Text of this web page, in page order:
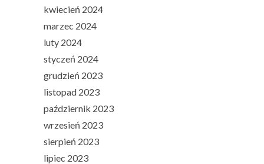
kwiecień 2024
marzec 2024
luty 2024
styczeń 2024
grudzień 2023
listopad 2023
październik 2023
wrzesień 2023
sierpień 2023
lipiec 2023